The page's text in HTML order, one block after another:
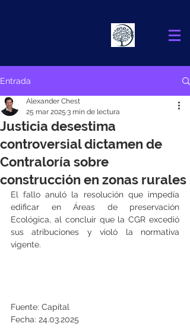
Entrada
Justicia desestima
controversial dictamen de
Contraloría sobre
construcción en zonas rurales
Alexander Chest
25 mar 2025 3 min de lectura
El fallo anuló la resolución que impedía
edificar en Áreas de preservación
Ecológica, al concluir que la CGR excedió
sus atribuciones y violó la normativa
vigente.
Fuente: Capital
Fecha: 24.03.2025